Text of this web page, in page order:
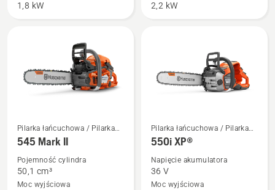
XP®
1,8 kW 2,2 kW
Zobacz
więcej
szczegółów
545
Pilarka łańcuchowa / Pilarka
mechaniczna
545 Mark II
Pojemność cylindra
50,1 cm³
Moc wyjściowa
Zobacz
więcej
550i
Pilarka łańcuchowa / Pilarka
mechaniczna
550i XP®
Napięcie akumulatora
36 V
Moc wyjściowa